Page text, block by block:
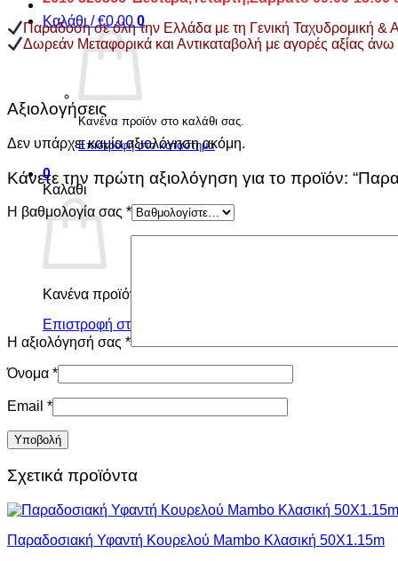
Καλάθι /€0.00 0
Κανένα προϊόν στο καλάθι σας.
Επιστροφή στο κατάστημα
0
Καλάθι
Κανένα προϊόν στο καλάθι σας.
Επιστροφή στο κατάστημα
Παράδοση σε όλη την Ελλάδα με τη Γενική Ταχυδρομική &
Δωρεάν Μεταφορικά και Αντικαταβολή με αγορές αξίας
Αξιολογήσεις
Δεν υπάρχει καμία αξιολόγηση ακόμη.
Κάνετε την πρώτη αξιολόγηση για το προϊόν:
Η βαθμολογία σας *
Η αξιολόγησή σας *
Όνομα *
Email *
Σχετικά προϊόντα
Παραδοσιακή Υφαντή Κουρελού Mambo Κλασική 50X1.15m